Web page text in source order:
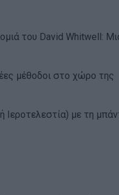
του David Whitwell:
μέθοδοι στο χώρο της
με τη